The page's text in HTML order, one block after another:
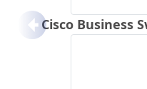
Cisco Business
Anterior